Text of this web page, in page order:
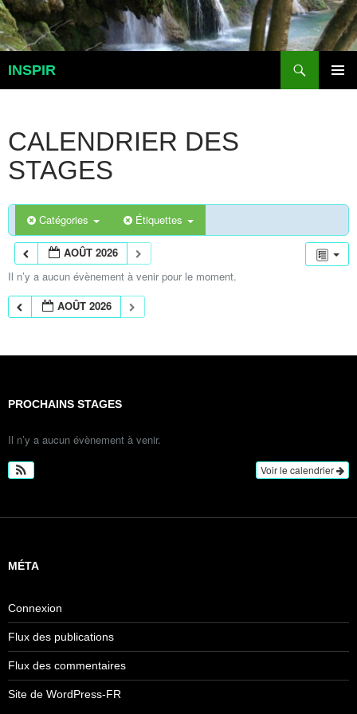
Aller
au
contenu
INSPIR
CALENDRIER DES
STAGES
Catégories Étiquettes
AOÛT 2026
Il n’y a aucun évènement à venir pour le moment.
AOÛT 2026
PROCHAINS STAGES
Il n’y a aucun évènement à venir.
Voir le calendrier
MÉTA
Connexion
Flux des publications
Flux des commentaires
Site de WordPress-FR